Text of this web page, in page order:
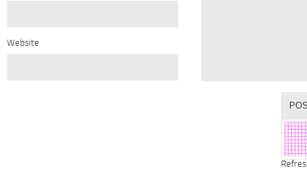
Website